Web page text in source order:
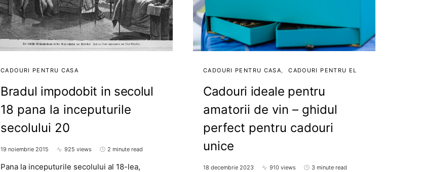
CADOURI PENTRU CASA
Bradul impodobit in secolul
18 pana la inceputurile
secolului 20
19 noiembrie 2015 925 views 2 minute read
Pana la inceputurile secolului al 18-lea,
CADOURI PENTRU CASA CADOURI PENTRU EL
Cadouri ideale pentru
amatorii de vin – ghidul
perfect pentru cadouri
unice
18 decembrie 2023 910 views 3 minute read